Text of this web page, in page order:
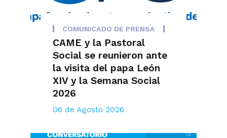
COMUNICADO DE PRENSA
CAME y la Pastoral
Social se reunieron ante
la visita del papa León
XIV y la Semana Social
2026
06 de Agosto 2026